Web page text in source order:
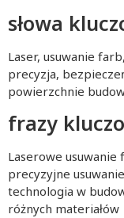
słowa
Laser, usuwanie
precyzja,
powierzchnie
frazy
Laserowe
precyzyjne
technologia w
różnych materiałów